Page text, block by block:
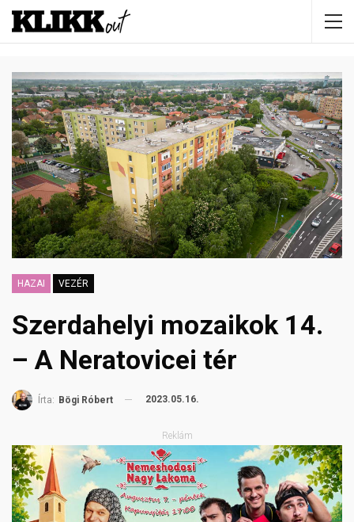
HAZAI VEZÉR
Szerdahelyi mozaikok 14.
– A Neratovicei tér
Írta: Bögi Róbert 2023.05.16.
Reklám